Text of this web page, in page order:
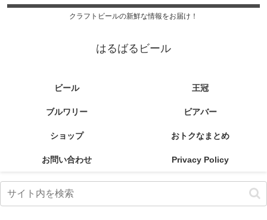
クラフトビールの新鮮な情報をお届け！
はるばるビール
ビール 王冠
ブルワリー ビアバー
ショップ おトクなまとめ
お問い合わせ Privacy Policy